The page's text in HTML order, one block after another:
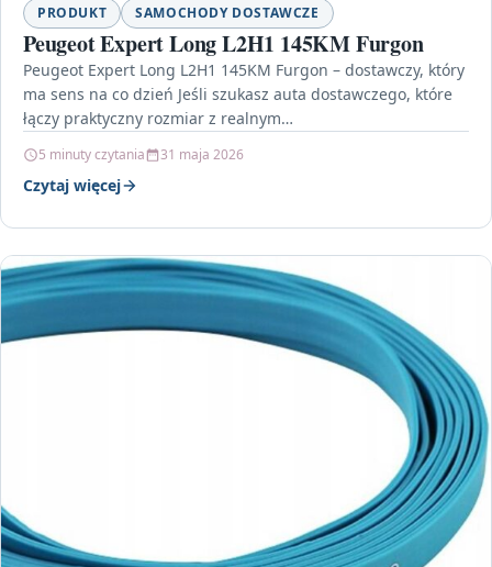
PRODUKT SAMOCHODY DOSTAWCZE
Peugeot Expert Long L2H1 145KM Furgon
Peugeot Expert Long L2H1 145KM Furgon – dostawczy, który
ma sens na co dzień Jeśli szukasz auta dostawczego, które
łączy praktyczny rozmiar z realnym…
5 minuty czytania 31 maja 2026
Czytaj więcej